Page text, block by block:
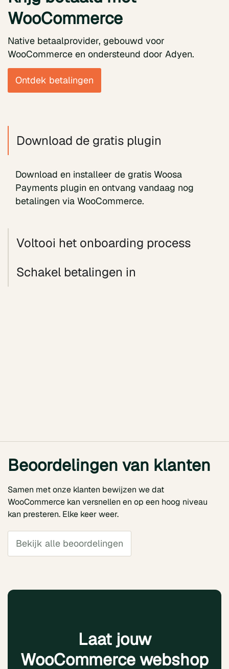
WooCommerce
Native betaalprovider, gebouwd voor
WooCommerce en ondersteund door Adyen.
Ontdek betalingen
Download de gratis plugin
Download en installeer de gratis Woosa
Payments plugin en ontvang vandaag nog
betalingen via WooCommerce.
Voltooi het onboarding process
Schakel betalingen in
Beoordelingen van klanten
Samen met onze klanten bewijzen we dat
WooCommerce kan versnellen en op een hoog niveau
kan presteren. Elke keer weer.
Bekijk alle beoordelingen
Laat jouw
WooCommerce webshop